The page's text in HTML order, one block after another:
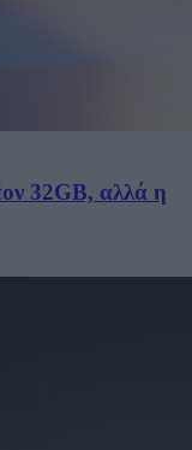
32GB, αλλά η